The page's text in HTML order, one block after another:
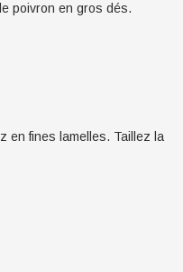
poivron en gros dés.
en fines lamelles. Taillez la